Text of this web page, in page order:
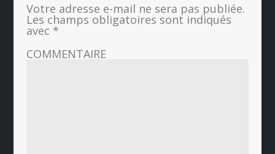
Votre adresse e-mail ne sera pas publiée.
Les champs obligatoires sont indiqués
avec *
COMMENTAIRE